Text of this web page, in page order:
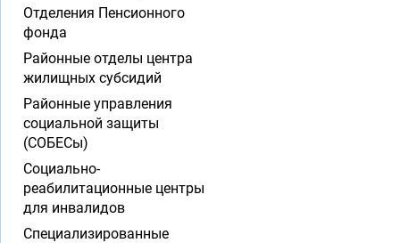
Отделения Пенсионного
фонда
Районные отделы центра
жилищных субсидий
Районные управления
социальной защиты
(СОБЕСы)
Социально-
реабилитационные центры
для инвалидов
Специализированные